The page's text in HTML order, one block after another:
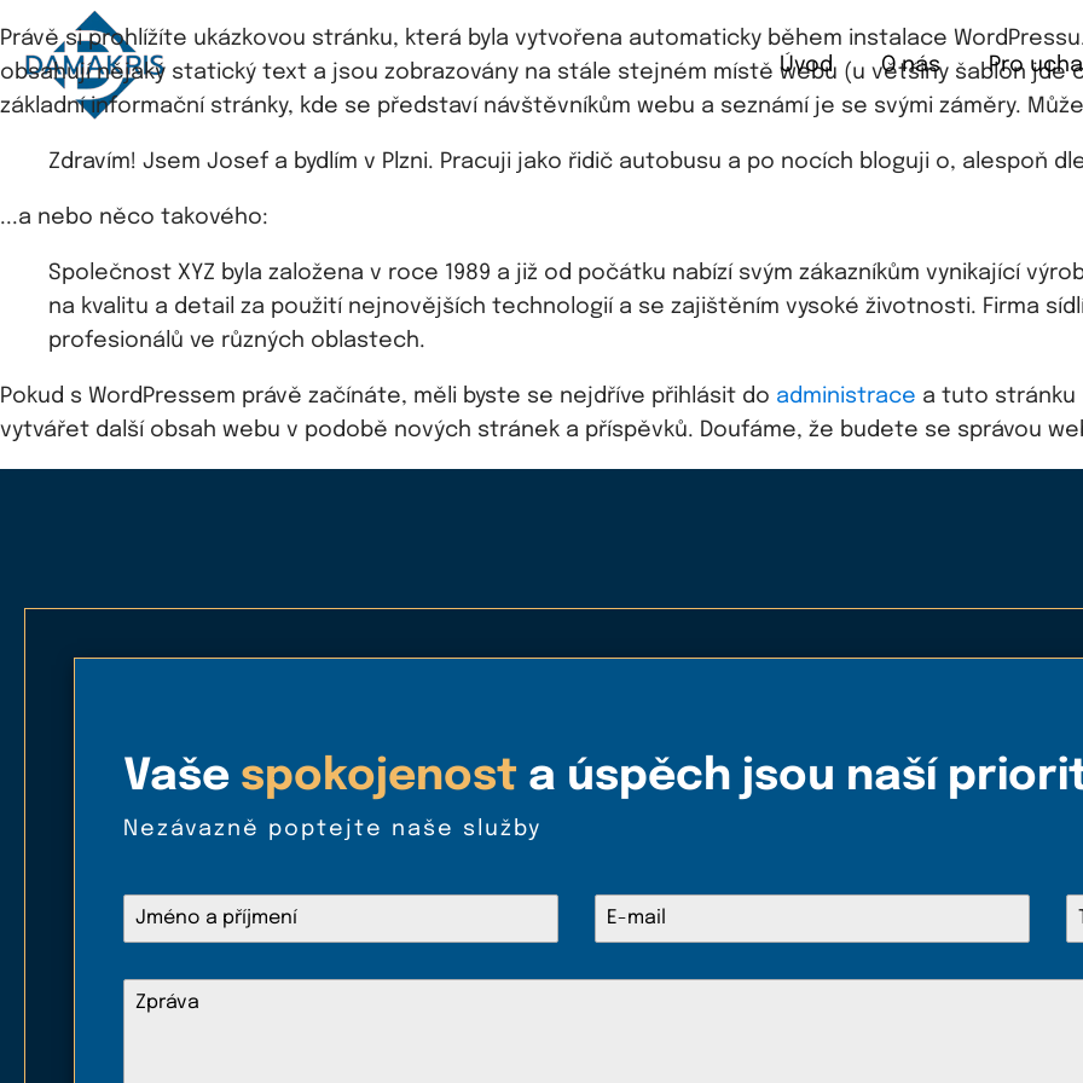
Úvod O nás Pro
Právě si prohlížíte ukázkovou stránku, která byla vytvořena automaticky během instalace
obsahují nějaký statický text a jsou zobrazovány na stále stejném místě webu (u většiny šablon jde
základní informační stránky, kde se představí návštěvníkům webu a seznámí je se svými záměry.
Zdravím! Jsem Josef a bydlím v Plzni. Pracuji jako řidič autobusu a po nocích bloguji o, alespoň
...a nebo něco takového:
Společnost XYZ byla založena v roce 1989 a již od počátku nabízí svým zákazníkům vynikající
na kvalitu a detail za použití nejnovějších technologií a se zajištěním vysoké životnosti. Firma
profesionálů ve různých oblastech.
Pokud s WordPressem právě začínáte, měli byste se nejdříve přihlásit do administrace a tuto stránku
vytvářet další obsah webu v podobě nových stránek a příspěvků. Doufáme, že budete se správou
Vaše spokojenost a úspěch jsou naší
Nezávazně poptejte naše služby